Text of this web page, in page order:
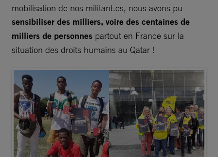
mobilisation de nos militant.es, nous avons pu
sensibiliser des milliers, voire des centaines de
milliers de personnes partout en France sur la
situation des droits humains au Qatar !